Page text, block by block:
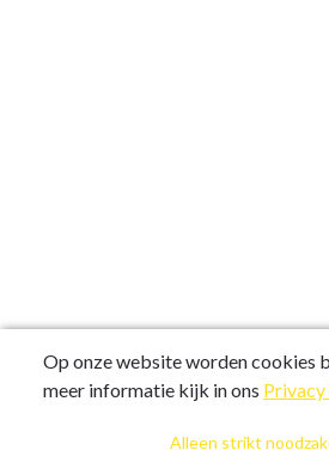
Op onze website worden cookies
meer informatie kijk in ons
Alleen strikt